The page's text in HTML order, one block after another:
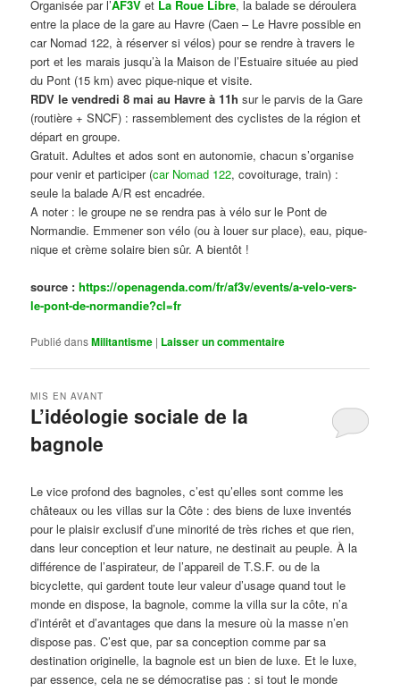
Organisée par l’AF3V et La Roue Libre, la balade se déroulera
entre la place de la gare au Havre (Caen – Le Havre possible en
car Nomad 122, à réserver si vélos) pour se rendre à travers le
port et les marais jusqu’à la Maison de l’Estuaire située au pied
du Pont (15 km) avec pique-nique et visite.
RDV le vendredi 8 mai au Havre à 11h sur le parvis de la Gare
(routière + SNCF) : rassemblement des cyclistes de la région et
départ en groupe.
Gratuit. Adultes et ados sont en autonomie, chacun s’organise
pour venir et participer (car Nomad 122, covoiturage, train) :
seule la balade A/R est encadrée.
A noter : le groupe ne se rendra pas à vélo sur le Pont de
Normandie. Emmener son vélo (ou à louer sur place), eau, pique-
nique et crème solaire bien sûr. A bientôt !
source :https://openagenda.com/fr/af3v/events/a-velo-vers-
le-pont-de-normandie?cl=fr
Publié dansMilitantisme | Laisser un commentaire
L’idéologie sociale de la
bagnole
MIS EN AVANT
Le vice profond des bagnoles, c’est qu’elles sont comme les
châteaux ou les villas sur la Côte : des biens de luxe inventés
pour le plaisir exclusif d’une minorité de très riches et que rien,
dans leur conception et leur nature, ne destinait au peuple. À la
différence de l’aspirateur, de l’appareil de T.S.F. ou de la
bicyclette, qui gardent toute leur valeur d’usage quand tout le
monde en dispose, la bagnole, comme la villa sur la côte, n’a
d’intérêt et d’avantages que dans la mesure où la masse n’en
dispose pas. C’est que, par sa conception comme par sa
destination originelle, la bagnole est un bien de luxe. Et le luxe,
par essence, cela ne se démocratise pas : si tout le monde